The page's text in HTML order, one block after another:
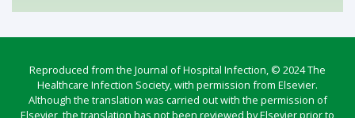
Reproduced from the Journal of Hospital Infection, © 2024 The
Healthcare Infection Society, with permission from Elsevier.
Although the translation was carried out with the permission of
Elsevier, the translation has not been reviewed by Elsevier prior to